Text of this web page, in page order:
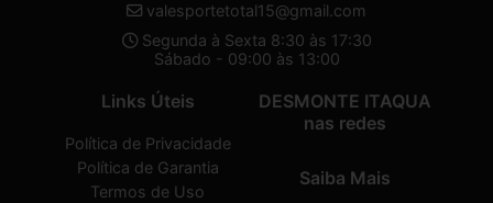
valesportetotal15@gmail.com
Segunda à Sexta 8:30 às 17:30
Sábado - 09:00 às 13:00
Links Úteis
Política de Privacidade
Política de Garantia
Termos de Uso
DESMONTE ITAQUA
nas redes
Saiba Mais